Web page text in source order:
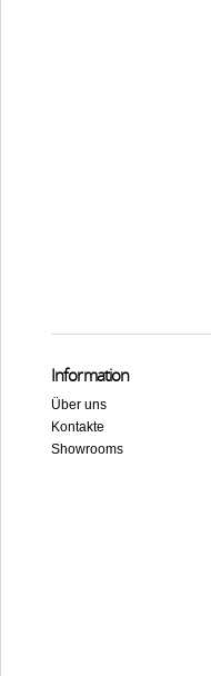
Information
Über uns
Kontakte
Showrooms